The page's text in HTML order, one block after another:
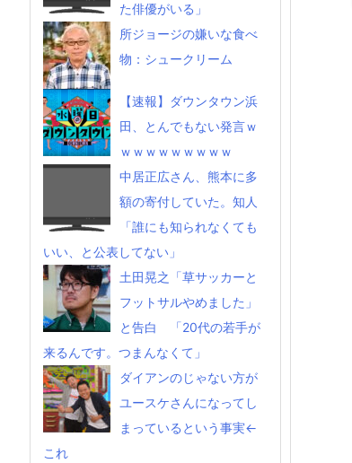
た俳優がいる」
所ジョージの嫌いな食べ
物：シュークリーム
【速報】ダウンタウン浜
田、とんでもない発言ｗ
ｗｗｗｗｗｗｗｗｗ
中居正広さん、熊本に多
額の寄付していた。知人
「誰にも知られなくても
いい、と公表してない」
土田晃之「草サッカーと
フットサルやめました」
と告白 「20代の若手が
来るんです。つまんなくて」
ダイアンのじゃない方が
ユースケさんになってし
まっているという事実←
これ